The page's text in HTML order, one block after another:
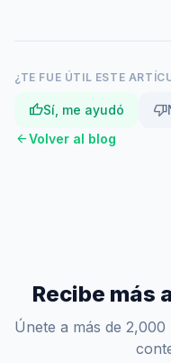
¿TE FUE ÚTIL ESTE
thumb_upSí, me ayudó thumb_down
arrow_backVolver al blog
Recibe más
Únete a más de